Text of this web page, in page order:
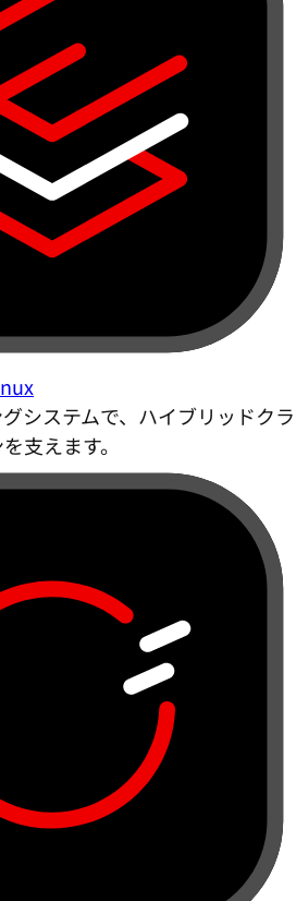
システムで、ハイブリッドクラ
支えます。